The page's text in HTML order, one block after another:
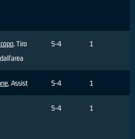
, Tiro
5-4 1
, Assist 5-4 1
5-4 1